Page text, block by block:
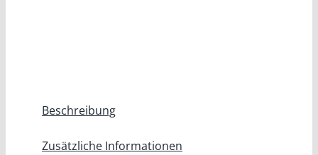
Beschreibung
Zusätzliche Informationen